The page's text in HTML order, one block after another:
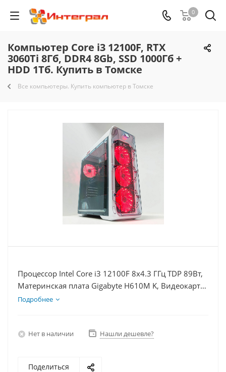
0
Компьютер Core i3 12100F, RTX
3060Ti 8Гб, DDR4 8Gb, SSD 1000Гб +
HDD 1Тб. Купить в Томске
Все компьютеры. Купить компьютер в Томске
Процессор Intel Core i3 12100F 8x4.3 ГГц TDP 89Вт,
Материнская плата Gigabyte H610M K, Видеокарта
RTX 3060Ti 8Гб, Память DDR4 8Gb, Диски SSD
Подробнее
Нет в наличии Нашли дешевле?
Поделиться